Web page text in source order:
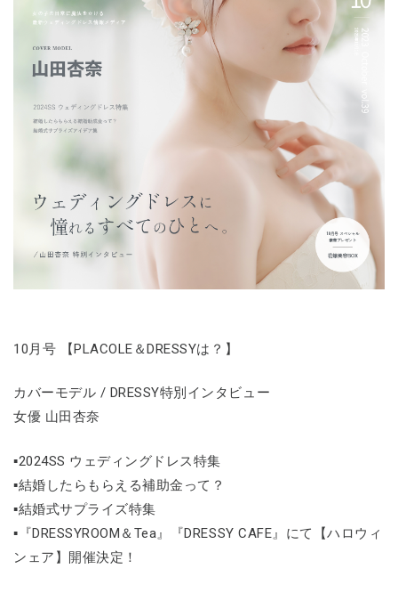
10月号 【PLACOLE＆DRESSYは？】
カバーモデル / DRESSY特別インタビュー
女優 山田杏奈
▪️2024SS ウェディングドレス特集
▪️結婚したらもらえる補助金って？
▪️結婚式サプライズ特集
▪️『DRESSYROOM＆Tea』『DRESSY CAFE』にて【ハロウィ
ンェア】開催決定！